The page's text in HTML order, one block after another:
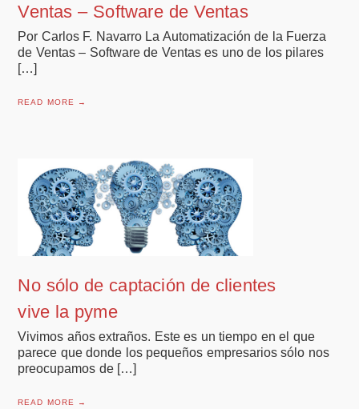
Ventas – Software de Ventas
Por Carlos F. Navarro La Automatización de la Fuerza
de Ventas – Software de Ventas es uno de los pilares
[…]
READ MORE →
No sólo de captación de clientes
vive la pyme
Vivimos años extraños. Este es un tiempo en el que
parece que donde los pequeños empresarios sólo nos
preocupamos de […]
READ MORE →